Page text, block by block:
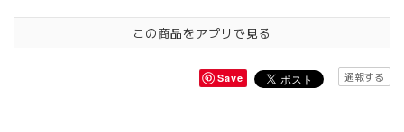
この商品をアプリで見る
Save 通報する